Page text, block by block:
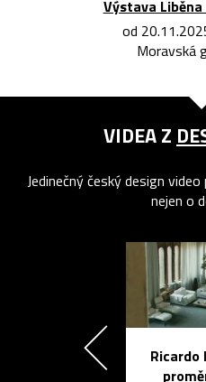
Výstava
od
Moravská
VIDEA Z
Jedinečný český design
nejen o